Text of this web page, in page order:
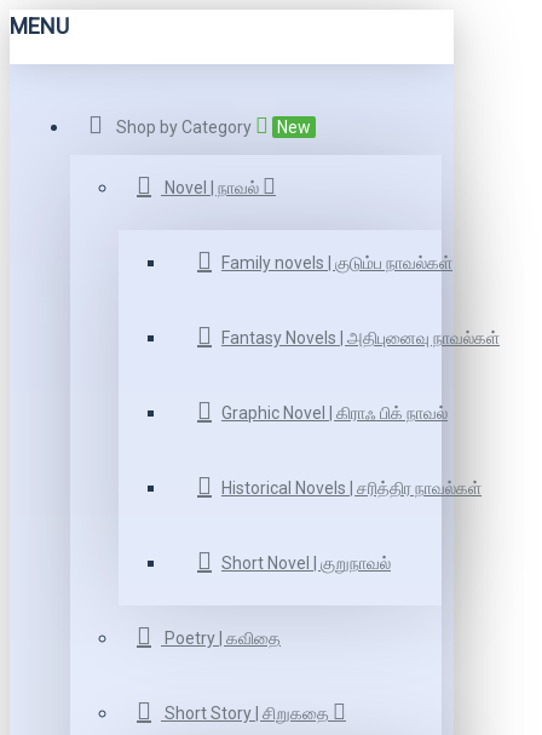
MENU
Shop by Category New
Novel | நாவல்
Family novels | குடும்ப நாவல்கள்
Fantasy Novels | அதிபுனைவு நாவல்கள்
Graphic Novel | கிராஃ பிக் நாவல்
Historical Novels | சரித்திர நாவல்கள்
Short Novel | குறுநாவல்
Poetry | கவிதை
Short Story | சிறுகதை